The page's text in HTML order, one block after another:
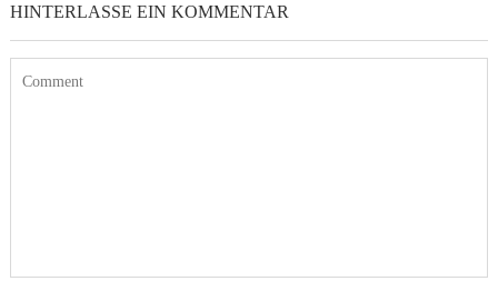
HINTERLASSE EIN KOMMENTAR